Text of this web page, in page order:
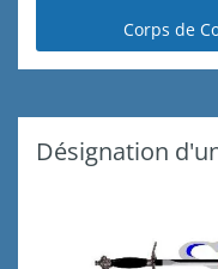
Corps de
Désignation